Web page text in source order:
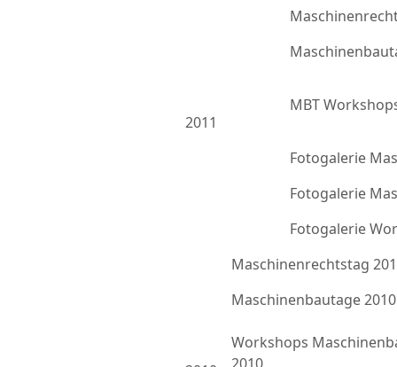
2011
MBT
Fotogalerie
Fotogalerie
Fotogalerie
Maschinenrechtstag
Maschinenbautage 2010
Workshops